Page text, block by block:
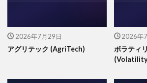
2026年7月29日
アグリテック (AgriTech)
2026年
ボラティ